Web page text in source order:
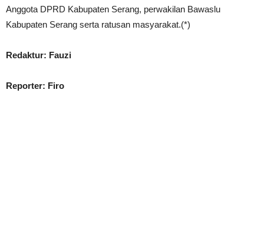
Anggota DPRD Kabupaten Serang, perwakilan Bawaslu
Kabupaten Serang serta ratusan masyarakat.(*)
Redaktur: Fauzi
Reporter: Firo